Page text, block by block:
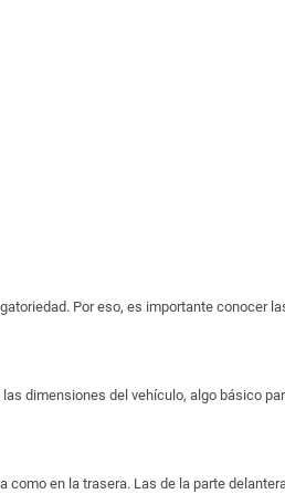
Por eso, es importante conocer
dimensiones del vehículo, algo básico
en la trasera. Las de la parte